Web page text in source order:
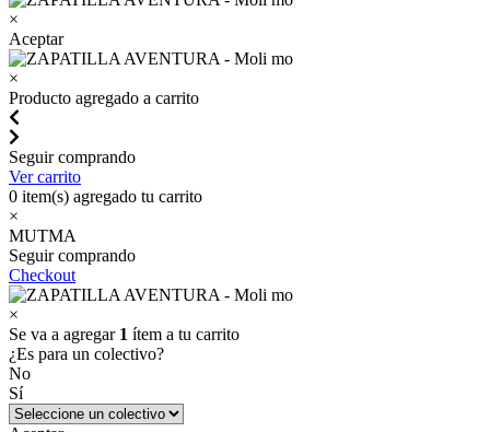
×
Aceptar
×
Producto agregado a carrito
Seguir comprando
Ver carrito
0 item(s) agregado tu carrito
×
MUTMA
Seguir comprando
Checkout
×
Se va a agregar 1 ítem a tu carrito
¿Es para un colectivo?
No
Sí